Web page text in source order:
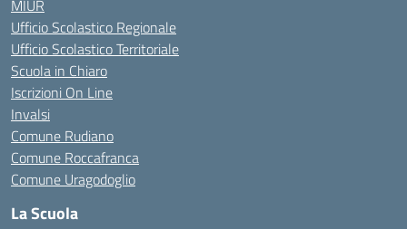
MIUR
Ufficio Scolastico Regionale
Ufficio Scolastico Territoriale
Scuola in Chiaro
Iscrizioni On Line
Invalsi
Comune Rudiano
Comune Roccafranca
Comune Uragodoglio
La Scuola